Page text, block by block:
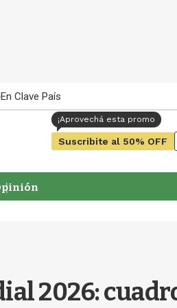
En Clave País
Suscribite al 50% OFF
2026: